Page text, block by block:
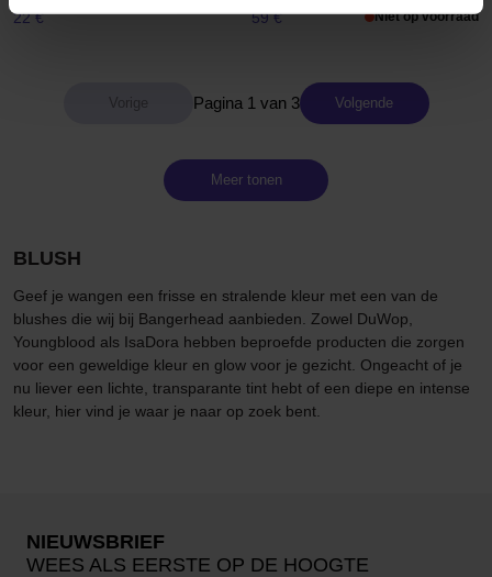
22 € 59 € Niet op voorraad
Pagina 1 van 3 Volgende
Meer tonen
BLUSH
Geef je wangen een frisse en stralende kleur met een van de
blushes die wij bij Bangerhead aanbieden. Zowel DuWop,
Youngblood als IsaDora hebben beproefde producten die zorgen
voor een geweldige kleur en glow voor je gezicht. Ongeacht of je
nu liever een lichte, transparante tint hebt of een diepe en intense
kleur, hier vind je waar je naar op zoek bent.
NIEUWSBRIEF
WEES ALS EERSTE OP DE HOOGTE